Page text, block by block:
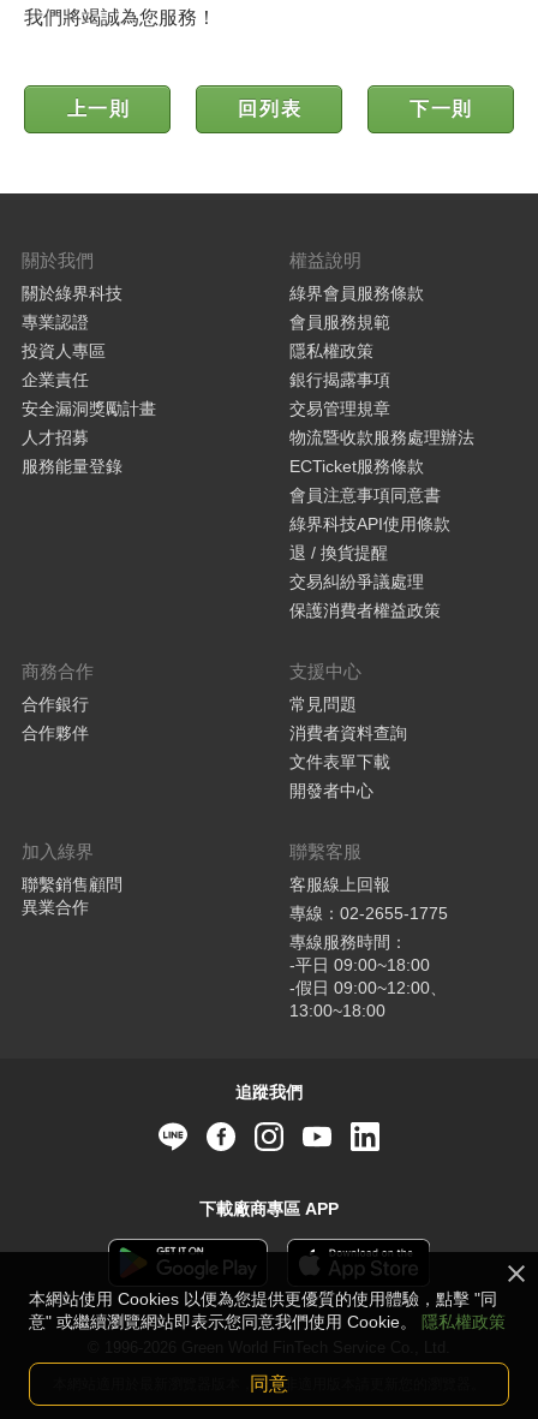
我們將竭誠為您服務！
上一則 回列表 下一則
關於我們
關於綠界科技
專業認證
投資人專區
企業責任
安全漏洞獎勵計畫
人才招募
服務能量登錄
權益說明
綠界會員服務條款
會員服務規範
隱私權政策
銀行揭露事項
交易管理規章
物流暨收款服務處理辦法
ECTicket服務條款
會員注意事項同意書
綠界科技API使用條款
退 / 換貨提醒
交易糾紛爭議處理
保護消費者權益政策
商務合作
合作銀行
合作夥伴
支援中心
常見問題
消費者資料查詢
文件表單下載
開發者中心
加入綠界
聯繫銷售顧問
異業合作
聯繫客服
客服線上回報
專線：02-2655-1775
專線服務時間：
-平日 09:00~18:00
-假日 09:00~12:00、
13:00~18:00
追蹤我們
下載廠商專區 APP
本網站適用於最新瀏覽器版本，若並非適用版本請更新您的瀏覽器。
本網站使用 Cookies 以便為您提供更優質的使用體驗，點擊 "同
意" 或繼續瀏覽網站即表示您同意我們使用 Cookie。
隱私權政策
同意